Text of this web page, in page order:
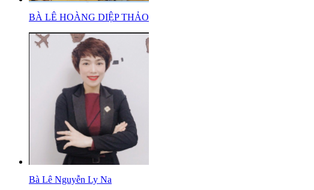
BÀ LÊ HOÀNG DIỆP THẢO
Bà Lê Nguyễn Ly Na